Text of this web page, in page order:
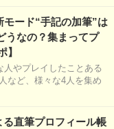
モード“手記の加筆”は
うなの？集まってプ
】
人やプレイしたことある
など、様々な4人を集め
る直筆プロフィール帳